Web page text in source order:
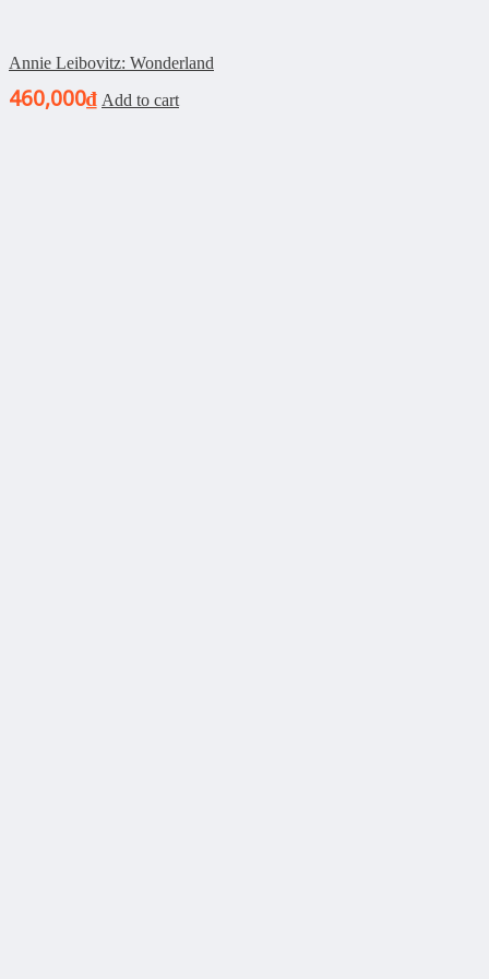
Annie Leibovitz: Wonderland
460,000₫ Add to cart